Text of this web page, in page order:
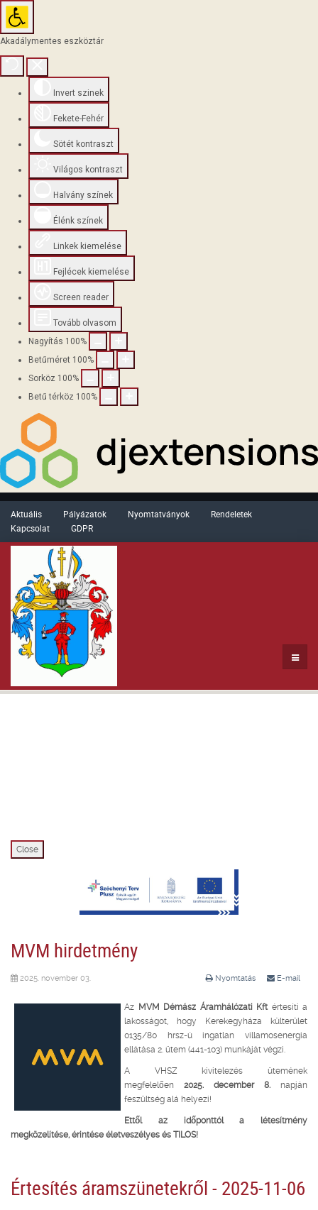
Akadálymentes eszköztár
Invert szinek
Fekete-Fehér
Sötét kontraszt
Világos kontraszt
Halvány színek
Élénk színek
Linkek kiemelése
Fejlécek kiemelése
Screen reader
Tovább olvasom
Nagyítás 100%
Betűméret 100%
Sorköz 100%
Betű térköz 100%
Aktuális Pályázatok Nyomtatványok
Rendeletek
Kapcsolat
GDPR
Close
MVM hirdetmény
Nyomtatás E-mail
2025. november 03.
Az MVM Démász Áramhálózati Kftértesíti a
lakosságot, hogy Kerekegyháza külterület
0135/80 hrsz-ú ingatlan villamosenergia
ellátása 2. ütem (441-103) munkáját végzi.
A VHSZ kivitelezés ütemének
megfelelően 2025. december 8. napján
feszültség alá helyezi!
Ettől az időponttól a létesítmény
megközelítése, érintése életveszélyes és TILOS!
Értesítés áramszünetekről - 2025-11-06